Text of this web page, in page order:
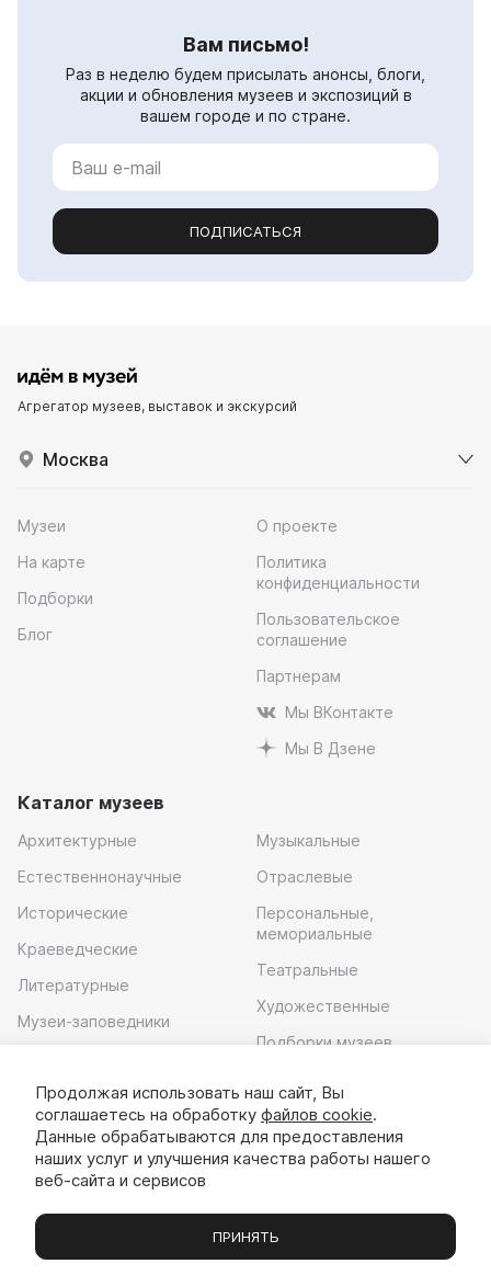
Вам письмо!
Раз в неделю будем присылать анонсы, блоги,
акции и обновления музеев и экспозиций в
вашем городе и по стране.
ПОДПИСАТЬСЯ
Агрегатор музеев, выставок и экскурсий
Москва
Музеи
На карте
Подборки
Блог
О проекте
Политика
конфиденциальности
Пользовательское
соглашение
Партнерам
Мы ВКонтакте
Мы В Дзене
Каталог музеев
Архитектурные
Естественнонаучные
Исторические
Краеведческие
Литературные
Музеи-заповедники
Музыкальные
Отраслевые
Персональные,
мемориальные
Театральные
Художественные
Подборки музеев
Скачать приложение
Музеи Выставки Экскурсии Чаты Вы
Продолжая использовать наш сайт, Вы
соглашаетесь на обработку файлов cookie.
Данные обрабатываются для предоставления
наших услуг и улучшения качества работы нашего
веб-сайта и сервисов
ПРИНЯТЬ